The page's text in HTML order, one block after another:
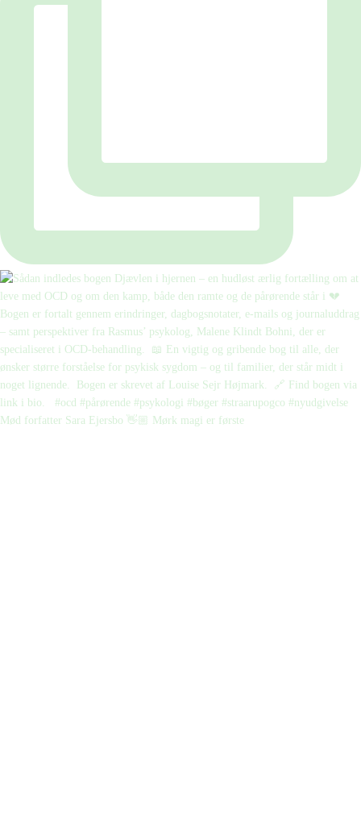
Mød forfatter Sara Ejersbo 👋🏼 Mørk magi er første